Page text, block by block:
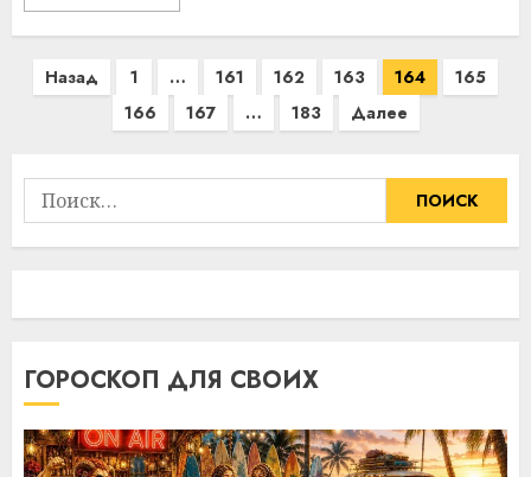
Пагинация
Назад 1 … 161 162 163 164
165
166
167 … 183 Далее
Найти:
ГОРОСКОП ДЛЯ СВОИХ